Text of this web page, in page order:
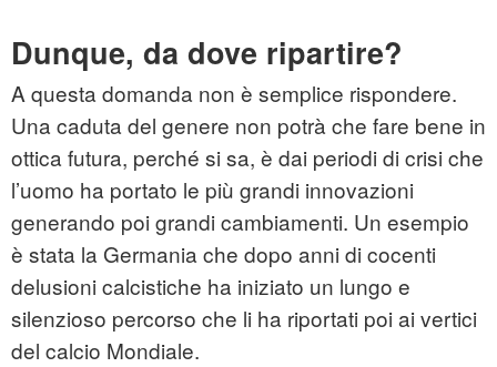
Dunque, da dove ripartire?
A questa domanda non è semplice rispondere.
Una caduta del genere non potrà che fare bene in
ottica futura, perché si sa, è dai periodi di crisi che
l’uomo ha portato le più grandi innovazioni
generando poi grandi cambiamenti. Un esempio
è stata la Germania che dopo anni di cocenti
delusioni calcistiche ha iniziato un lungo e
silenzioso percorso che li ha riportati poi ai vertici
del calcio Mondiale.